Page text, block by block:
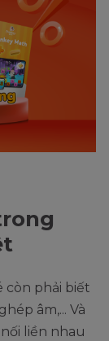
còn phải biết
âm,... Và
liền nhau